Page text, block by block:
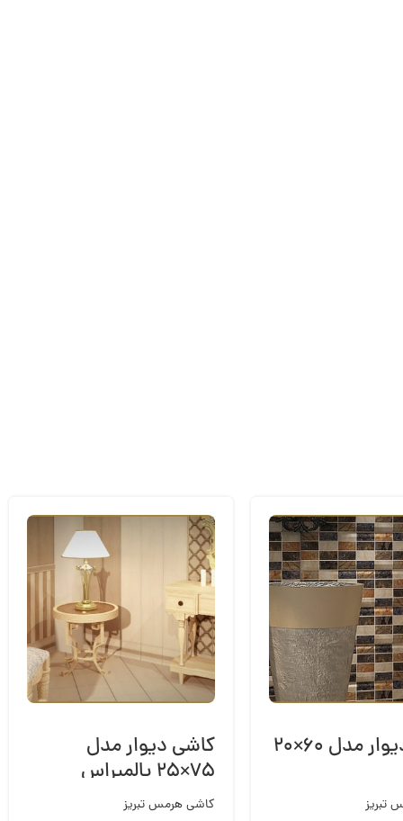
کاشی دیوار مدل ۶۰×۲۰
تبریز
کاشی دیوار مدل
۷۵×۲۵ پالمیراس
کاشی هرمس تبریز